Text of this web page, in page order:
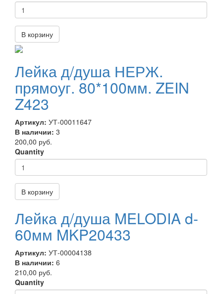
В корзину
Лейка д/душа НЕРЖ.
прямоуг. 80*100мм. ZEIN
Z423
Артикул: УТ-00011647
В наличии: 3
200,00 руб.
Quantity
В корзину
Лейка д/душа MELODIA d-
60мм MKP20433
Артикул: УТ-00004138
В наличии: 6
210,00 руб.
Quantity